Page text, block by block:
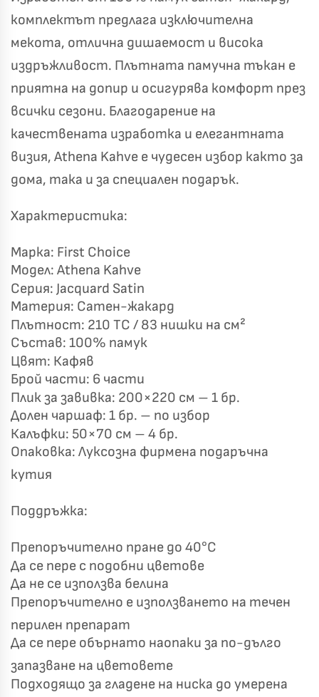
комплектът предлага изключителна
мекота, отлична дишаемост и висока
издръжливост. Плътната памучна тъкан е
приятна на допир и осигурява комфорт през
всички сезони. Благодарение на
качествената изработка и елегантната
визия, Athena Kahve е чудесен избор както за
дома, така и за специален подарък.
Характеристика:
Марка: First Choice
Модел: Athena Kahve
Серия: Jacquard Satin
Материя: Сатен-жакард
Плътност: 210 TC / 83 нишки на см²
Състав: 100% памук
Цвят: Кафяв
Брой части: 6 части
Плик за завивка: 200×220 см – 1 бр.
Долен чаршаф: 1 бр. – по избор
Калъфки: 50×70 см – 4 бр.
Опаковка: Луксозна фирмена подаръчна
кутия
Поддръжка:
Препоръчително пране до 40°C
Да се пере с подобни цветове
Да не се използва белина
Препоръчително е използването на течен
перилен препарат
Да се пере обърнато наопаки за по-дълго
запазване на цветовете
Подходящо за гладене на ниска до умерена
🎁 Късметът избра Вас!
✦
✦
✦
✦
Хавлиени кърпи – Комплект 2 части – 100% памук
19,00 €0 €
Светлосиво и Антрацит